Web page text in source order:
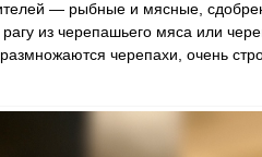
— рыбные и мясные,
из черепашьего мяса или
черепахи, очень